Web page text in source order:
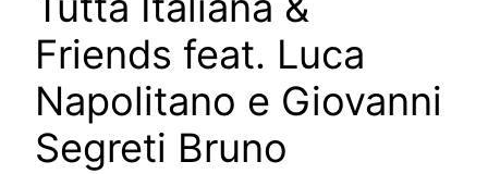
Friends feat. Luca
Napolitano e Giovanni
Segreti Bruno